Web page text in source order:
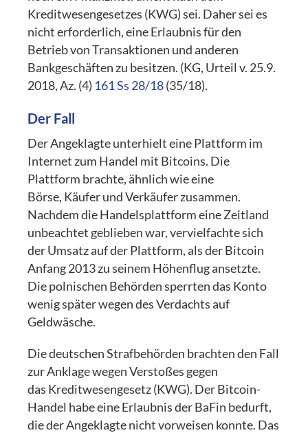
Kreditwesengesetzes (KWG) sei. Daher sei es
nicht erforderlich, eine Erlaubnis für den
Betrieb von Transaktionen und anderen
Bankgeschäften zu besitzen. (KG, Urteil v. 25.9.
2018, Az. (4) 161 Ss 28/18(35/18).
Der Fall
Der Angeklagte unterhielt eine Plattform im
Internet zum Handel mit Bitcoins. Die
Plattform brachte, ähnlich wie eine
Börse, Käufer und Verkäufer zusammen.
Nachdem die Handelsplattform eine Zeitland
unbeachtet geblieben war, vervielfachte sich
der Umsatz auf der Plattform, als der Bitcoin
Anfang 2013 zu seinem Höhenflug ansetzte.
Die polnischen Behörden sperrten das Konto
wenig später wegen des Verdachts auf
Geldwäsche.
Die deutschen Strafbehörden brachten den Fall
zur Anklage wegen Verstoßes gegen
das Kreditwesengesetz (KWG). Der Bitcoin-
Handel habe eine Erlaubnis der BaFin bedurft,
die der Angeklagte nicht vorweisen konnte. Das